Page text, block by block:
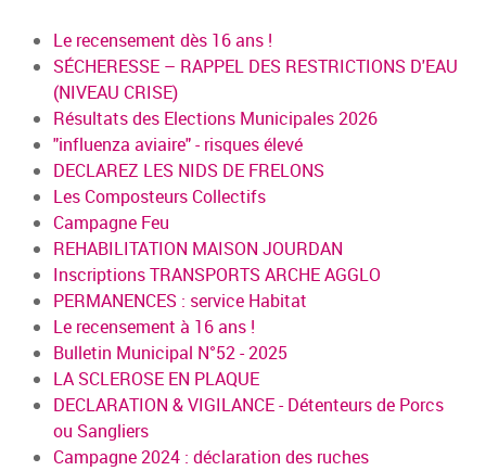
Le recensement dès 16 ans !
SÉCHERESSE – RAPPEL DES RESTRICTIONS D'EAU
(NIVEAU CRISE)
Résultats des Elections Municipales 2026
"influenza aviaire" - risques élevé
DECLAREZ LES NIDS DE FRELONS
Les Composteurs Collectifs
Campagne Feu
REHABILITATION MAISON JOURDAN
Inscriptions TRANSPORTS ARCHE AGGLO
PERMANENCES : service Habitat
Le recensement à 16 ans !
Bulletin Municipal N°52 - 2025
LA SCLEROSE EN PLAQUE
DECLARATION & VIGILANCE - Détenteurs de Porcs
ou Sangliers
Campagne 2024 : déclaration des ruches